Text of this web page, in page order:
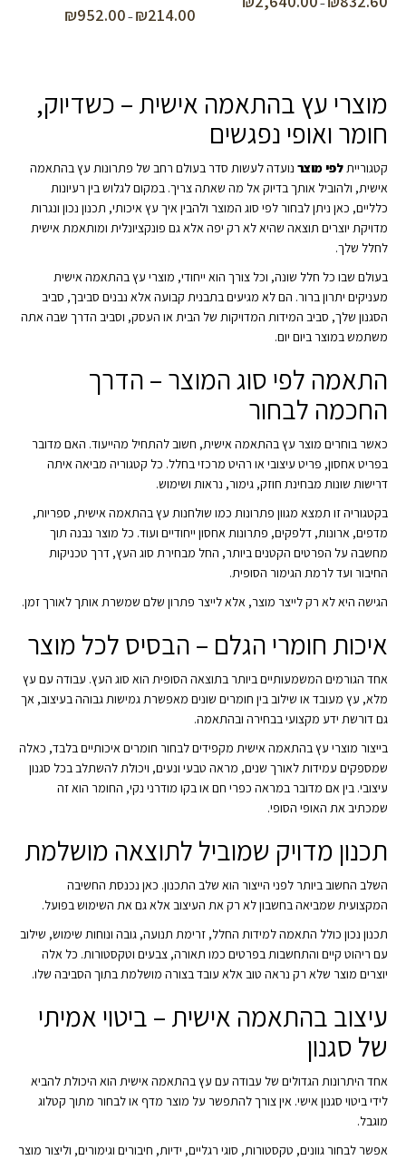
–
₪214.00
–
₪952.00
מוצרי עץ בהתאמה אישית – כשדיוק,
חומר ואופי נפגשים
קטגורייתלפי מוצר נועדה לעשות סדר בעולם רחב של פתרונות עץ בהתאמה
אישית, ולהוביל אותך בדיוק אל מה שאתה צריך. במקום לגלוש בין רעיונות
כלליים, כאן ניתן לבחור לפי סוג המוצר ולהבין איך עץ איכותי, תכנון נכון ונגרות
מדויקת יוצרים תוצאה שהיא לא רק יפה אלא גם פונקציונלית ומותאמת אישית
לחלל שלך.
בעולם שבו כל חלל שונה, וכל צורך הוא ייחודי, מוצרי עץ בהתאמה אישית
מעניקים יתרון ברור. הם לא מגיעים בתבנית קבועה אלא נבנים סביבך, סביב
הסגנון שלך, סביב המידות המדויקות של הבית או העסק, וסביב הדרך שבה אתה
משתמש במוצר ביום יום.
התאמה לפי סוג המוצר – הדרך
החכמה לבחור
כאשר בוחרים מוצר עץ בהתאמה אישית, חשוב להתחיל מהייעוד. האם מדובר
בפריט אחסון, פריט עיצובי או רהיט מרכזי בחלל. כל קטגוריה מביאה איתה
דרישות שונות מבחינת חוזק, גימור, נראות ושימוש.
בקטגוריה זו תמצא מגוון פתרונות כמו שולחנות עץ בהתאמה אישית, ספריות,
מדפים, ארונות, דלפקים, פתרונות אחסון ייחודיים ועוד. כל מוצר נבנה תוך
מחשבה על הפרטים הקטנים ביותר, החל מבחירת סוג העץ, דרך טכניקות
החיבור ועד לרמת הגימור הסופית.
הגישה היא לא רק לייצר מוצר, אלא לייצר פתרון שלם שמשרת אותך לאורך זמן.
איכות חומרי הגלם – הבסיס לכל מוצר
אחד הגורמים המשמעותיים ביותר בתוצאה הסופית הוא סוג העץ. עבודה עם עץ
מלא, עץ מעובד או שילוב בין חומרים שונים מאפשרת גמישות גבוהה בעיצוב, אך
גם דורשת ידע מקצועי בבחירה ובהתאמה.
בייצור מוצרי עץ בהתאמה אישית מקפידים לבחור חומרים איכותיים בלבד, כאלה
שמספקים עמידות לאורך שנים, מראה טבעי ונעים, ויכולת להשתלב בכל סגנון
עיצובי. בין אם מדובר במראה כפרי חם או בקו מודרני נקי, החומר הוא זה
שמכתיב את האופי הסופי.
תכנון מדויק שמוביל לתוצאה מושלמת
השלב החשוב ביותר לפני הייצור הוא שלב התכנון. כאן נכנסת החשיבה
המקצועית שמביאה בחשבון לא רק את העיצוב אלא גם את השימוש בפועל.
תכנון נכון כולל התאמה למידות החלל, זרימת תנועה, גובה ונוחות שימוש, שילוב
עם ריהוט קיים והתחשבות בפרטים כמו תאורה, צבעים וטקסטורות. כל אלה
יוצרים מוצר שלא רק נראה טוב אלא עובד בצורה מושלמת בתוך הסביבה שלו.
עיצוב בהתאמה אישית – ביטוי אמיתי
של סגנון
אחד היתרונות הגדולים של עבודה עם עץ בהתאמה אישית הוא היכולת להביא
לידי ביטוי סגנון אישי. אין צורך להתפשר על מוצר מדף או לבחור מתוך קטלוג
מוגבל.
אפשר לבחור גוונים, טקסטורות, סוגי רגליים, ידיות, חיבורים וגימורים, וליצור מוצר